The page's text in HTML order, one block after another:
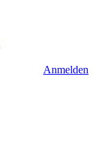
Anmelden